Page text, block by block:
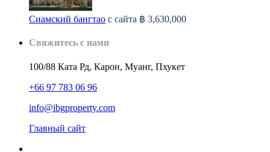
Сиамский бангтао с сайта ฿ 3,630,000
Свяжитесь с нами
100/88 Ката Рд, Карон, Муанг, Пхукет
+66 97 783 06 96
info@ibgproperty.com
Главный сайт